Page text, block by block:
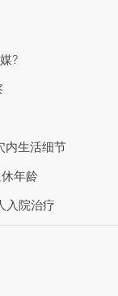
?
内生活细节
年龄
入院治疗